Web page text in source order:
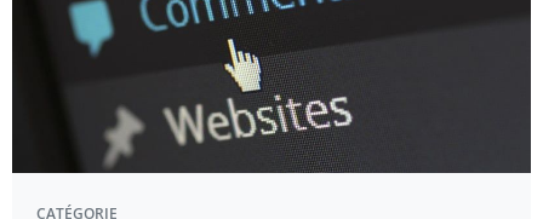
CATÉGORIE